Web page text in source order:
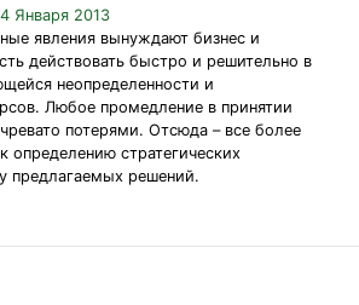
Января 2013
явления вынуждают бизнес и
действовать быстро и решительно в
неопределенности и
Любое промедление в принятии
потерями. Отсюда – все более
определению стратегических
предлагаемых решений.